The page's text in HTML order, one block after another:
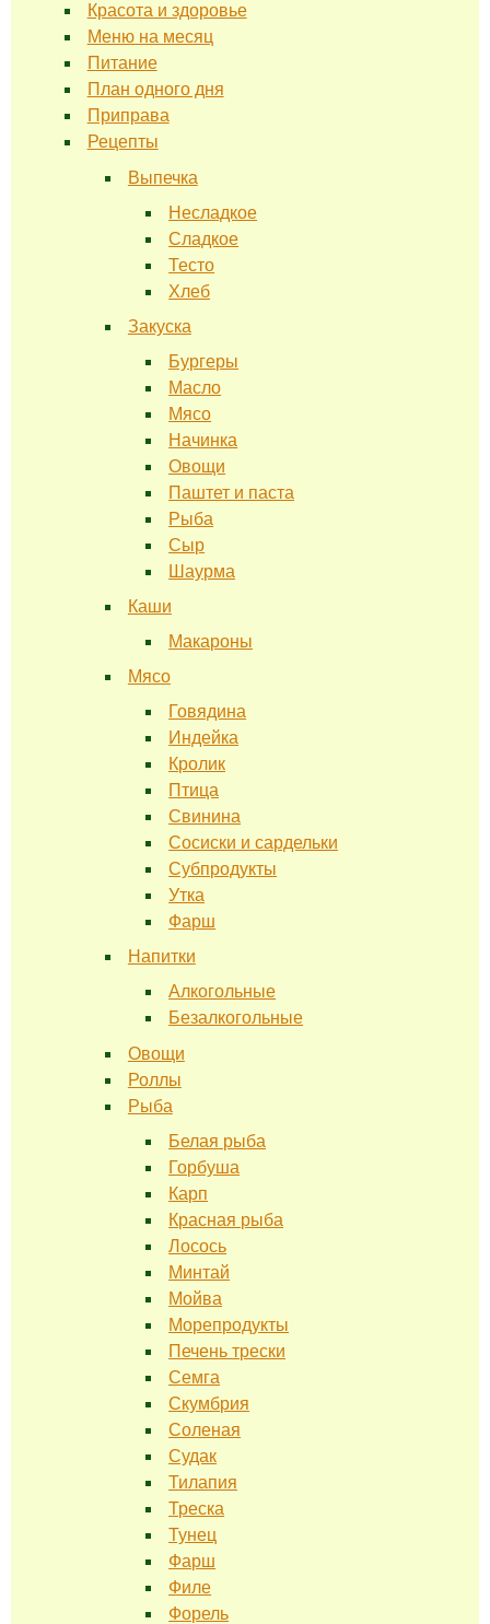
Красота и здоровье
Меню на месяц
Питание
План одного дня
Приправа
Рецепты
Выпечка
Несладкое
Сладкое
Тесто
Хлеб
Закуска
Бургеры
Масло
Мясо
Начинка
Овощи
Паштет и паста
Рыба
Сыр
Шаурма
Каши
Макароны
Мясо
Говядина
Индейка
Кролик
Птица
Свинина
Сосиски и сардельки
Субпродукты
Утка
Фарш
Напитки
Алкогольные
Безалкогольные
Овощи
Роллы
Рыба
Белая рыба
Горбуша
Карп
Красная рыба
Лосось
Минтай
Мойва
Морепродукты
Печень трески
Семга
Скумбрия
Соленая
Судак
Тилапия
Треска
Тунец
Фарш
Филе
Форель